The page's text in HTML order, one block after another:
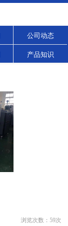
公司动态
产品知识
浏览次数： 59次